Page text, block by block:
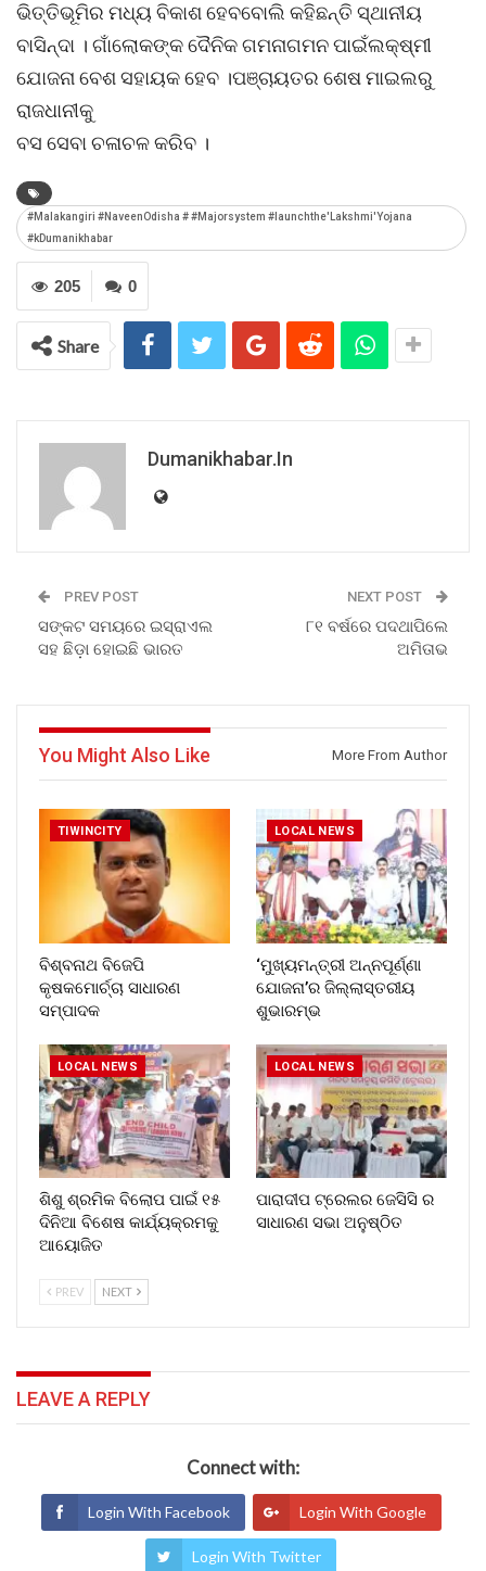
ଭିତ୍ତିଭୂମିର ମଧ୍ୟ ବିକାଶ ହେବବୋଲି କହିଛନ୍ତି ସ୍ଥାନୀୟ
ବାସିନ୍ଦା । ଗାଁଲୋକଙ୍କ ଦୈନିକ ଗମନାଗମନ ପାଇଁଲକ୍ଷ୍ମୀ
ଯୋଜନା ବେଶ ସହାୟକ ହେବ ।ପଞ୍ଚାୟତର ଶେଷ ମାଇଲରୁ
ରାଜଧାନୀକୁ
ବସ ସେବା ଚଳାଚଳ କରିବ ।
#Malakangiri #NaveenOdisha # #Majorsystem #launchthe'Lakshmi'Yojana
#kDumanikhabar
0
205
Share
Dumanikhabar.in
PREV POST
ସଙ୍କଟ ସମୟରେ ଇସ୍ରାଏଲ
ସହ ଛିଡ଼ା ହୋଇଛି ଭାରତ
NEXT POST
୮୧ ବର୍ଷରେ ପଦଥାପିଲେ
ଅମିତାଭ
You Might Also Like More From Author
TIWINCITY
ବିଶ୍ବନାଥ ବିଜେପି
କୃଷକମୋର୍ଚ୍ଚା ସାଧାରଣ
ସମ୍ପାଦକ
LOCAL NEWS
‘ମୁଖ୍ୟମନ୍ତ୍ରୀ ଅନ୍ନପୂର୍ଣ୍ଣା
ଯୋଜନା’ର ଜିଲ୍ଲାସ୍ତରୀୟ
ଶୁଭାରମ୍ଭ
LOCAL NEWS
ଶିଶୁ ଶ୍ରମିକ ବିଲୋପ ପାଇଁ ୧୫
ଦିନିଆ ବିଶେଷ କାର୍ଯ୍ୟକ୍ରମକୁ
ଆୟୋଜିତ
LOCAL NEWS
ପାରାଦୀପ ଟ୍ରେଲର ଜେସିସି ର
ସାଧାରଣ ସଭା ଅନୁଷ୍ଠିତ
PREV NEXT
LEAVE A REPLY
Connect with:
Login With Facebook Login With Google
Login With Twitter